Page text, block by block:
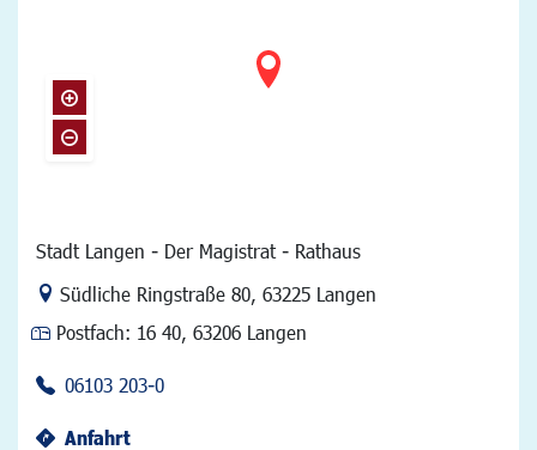
Stadt Langen - Der Magistrat - Rathaus
Link zur Google-Maps Navigation
Südliche Ringstraße 80, 63225 Langen
Postfach: 16 40, 63206 Langen
06103 203-0
Anfahrt